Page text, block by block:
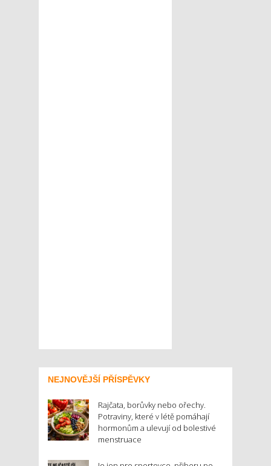
NEJNOVĚJŠÍ PŘÍSPĚVKY
Rajčata, borůvky nebo ořechy.
Potraviny, které v létě pomáhají
hormonům a ulevují od bolestivé
menstruace